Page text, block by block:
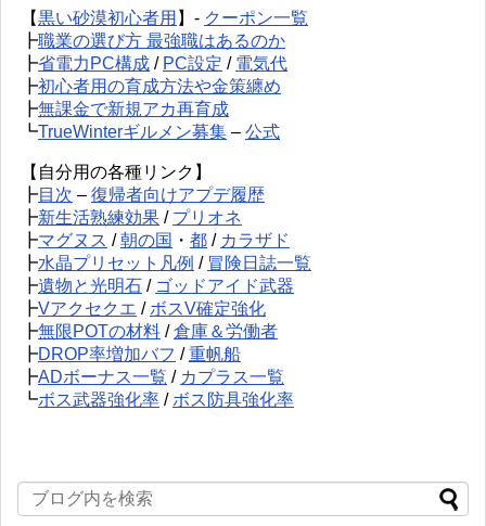
【黒い砂漠初心者用 】- クーポン一覧
┣職業の選び方 最強職はあるのか
┣省電力PC構成 / PC設定 / 電気代
┣初心者用の育成方法や金策纏め
┣無課金で新規アカ再育成
┗TrueWinterギルメン募集 – 公式
【自分用の各種リンク】
┣目次 – 復帰者向けアプデ履歴
┣新生活熟練効果 / プリオネ
┣マグヌス /朝の国 ・ 都 / カラザド
┣水晶プリセット凡例 / 冒険日誌一覧
┣遺物と光明石 / ゴッドアイド武器
┣Vアクセクエ / ボスV確定強化
┣無限POTの材料 /倉庫＆労働者
┣DROP率増加バフ /重帆船
┣ADボーナス一覧 / カプラス一覧
┗ボス武器強化率 / ボス防具強化率